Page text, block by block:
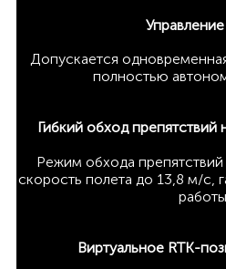
Допускается
полностью
Гибкий обход препятствий
Режим обхода
скорость полета до 13,8 м/с,
работы.
Виртуальное RTK-